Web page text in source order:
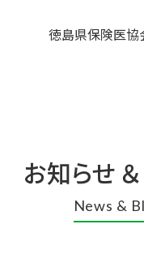
徳島県保険医協
お知らせ
News &